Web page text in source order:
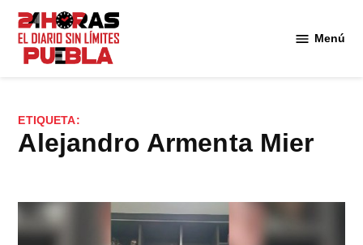
Saltar
contenido
Menú
ETIQUETA:
Alejandro Armenta Mier